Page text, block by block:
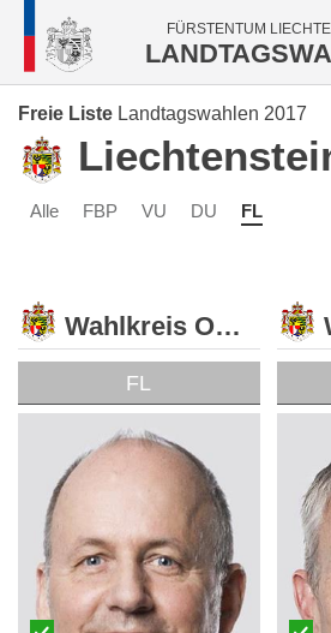
FÜRSTENTUM
Freie Liste Landtagswahlen 2017
Alle FBP VU DU FL
Wahlkreis Oberland
FL